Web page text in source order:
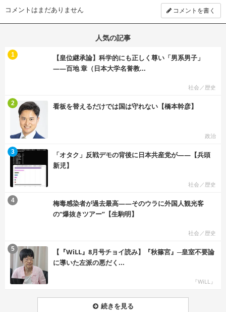
コメントはまだありません コメントを書く
人気の記事
【皇位継承論】科学的にも正しく尊い「男系男子」
――百地 章（日本大学名誉教...
社会／歴史
1
看板を替えるだけでは国は守れない【橋本幹彦】
政治
2
「オタク」反戦デモの背後に日本共産党が――【兵頭
新児】
社会／歴史
3
梅毒感染者が過去最高――そのウラに外国人観光客
の“爆抜きツアー”【生駒明】
社会／歴史
4
【『WiLL』8月号チョイ読み】『秋篠宮』─皇室不要論
に導いた左派の悪だく...
『WiLL』
5
続きを見る